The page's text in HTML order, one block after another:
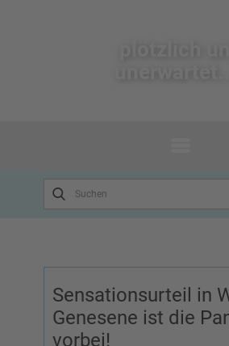
Sensationsurteil in
Genesene ist die
vorbei!